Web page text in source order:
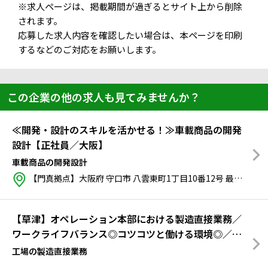
※求人ページは、掲載期間が過ぎるとサイト上から削除
されます。
応募した求人内容を確認したい場合は、本ページを印刷
するなどのご対応をお願いします。
この企業の他の求人も見てみませんか？
≪開発・設計のスキルを活かせる！≫車載商品の開発
設計【正社員／大阪】
車載商品の開発設計
【門真拠点】大阪府 守口市 八雲東町1丁目10番12号 最寄り：
【草津】オペレーション本部における製造直接業務／
ワークライフバランス◎コツコツと働ける環境◎／拠
点によって交替制勤務あり
工場の製造直接業務